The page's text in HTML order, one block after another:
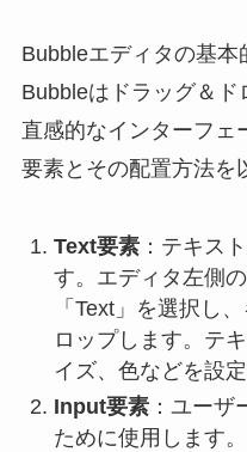
Bubbleエディタの基本
Bubbleはドラッグ＆
直感的なインターフェ
要素とその配置方法を
Text要素：テキス
す。エディタ左側
「Text」を選択し
ロップします。テ
イズ、色などを設定
Input要素：ユーザ
ために使用します